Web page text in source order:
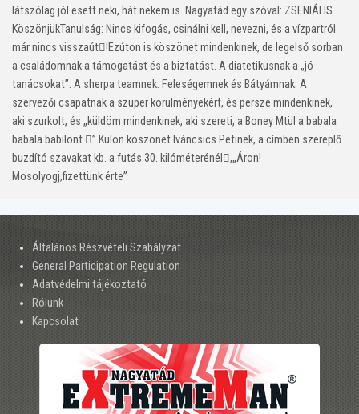
látszólag jól esett neki, hát nekem is. Nagyatád egy szóval: ZSENIÁLIS.
KöszönjükTanulság: Nincs kifogás, csinálni kell, nevezni, és a vízpartról
már nincs visszaút!Ezúton is köszönet mindenkinek, de legelső sorban
a családomnak a támogatást és a biztatást. A diatetikusnak a „jó
tanácsokat”. A sherpa teamnek: Feleségemnek és Bátyámnak. A
szervezői csapatnak a szuper körülményekért, és persze mindenkinek,
aki szurkolt, és „küldöm mindenkinek, aki szereti, a Boney Mtül a babala
babala babilont ”.Külön köszönet Iváncsics Petinek, a címben szereplő
buzdító szavakat kb. a futás 30. kilóméterénél,„Áron!
Mosolyogj,fizettünk érte”
Általános Részvételi Szabályzat
General Participation Regulation
Adatvédelmi tájékoztató
Rólunk
Kapcsolat